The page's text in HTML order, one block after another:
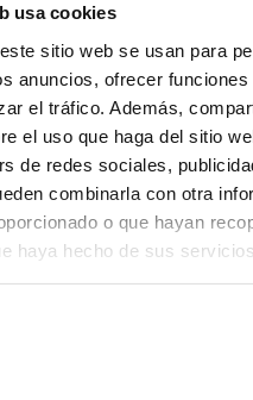
usa cookies
sitio web se usan para
anuncios, ofrecer funciones
el tráfico. Además,
el uso que haga del sitio
de redes sociales,
combinarla con otra
o que hayan
haya hecho de sus servicios.
GUTIERREZ GRANDA
09:00
en un enclave situado
Gran Rey, LA
del PARUQE
Garajonay bajo,
donde antguamente
Por el uso de la
a sufrir la invasion de
a poco fue ganado terreno
especies autoctonas,
muy degradado y